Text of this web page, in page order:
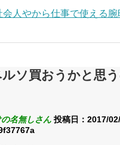
会人やから仕事で使える腕
ルソ買おうかと思う
名無しさん 投稿日：2017/